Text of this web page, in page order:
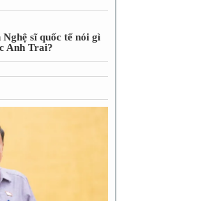
sĩ quốc tế nói gì
Anh Trai?